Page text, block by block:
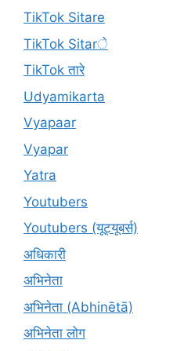
TikTok Sitare
TikTok Sitarे
TikTok तारे
Udyamikarta
Vyapaar
Vyapar
Yatra
Youtubers
Youtubers (यूट्यूबर्स)
अधिकारी
अभिनेता
अभिनेता (Abhinētā)
अभिनेता लोग